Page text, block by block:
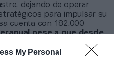
My Personal
dejando de operar
para impulsar su
cuenta con 182.000
pese a que desde